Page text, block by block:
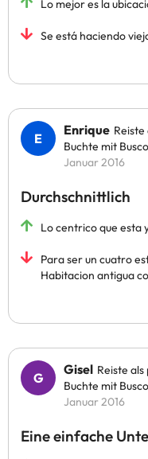
Lo mejor es la
Se está haciendo
Enrique
Buchte mit
Januar 2016
Durchschnittlich
Lo centrico que esta
Para ser un cuatro
Habitacion antigua
Gisel Reiste
Buchte mit
Januar 2016
Eine einfache